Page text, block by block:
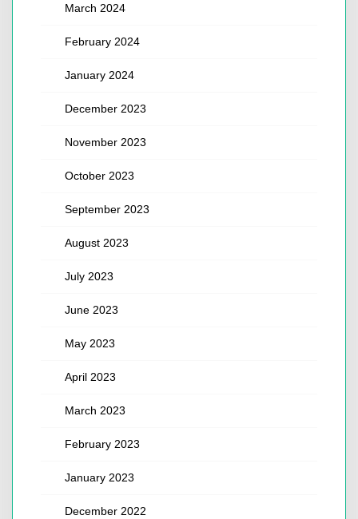
March 2024
February 2024
January 2024
December 2023
November 2023
October 2023
September 2023
August 2023
July 2023
June 2023
May 2023
April 2023
March 2023
February 2023
January 2023
December 2022